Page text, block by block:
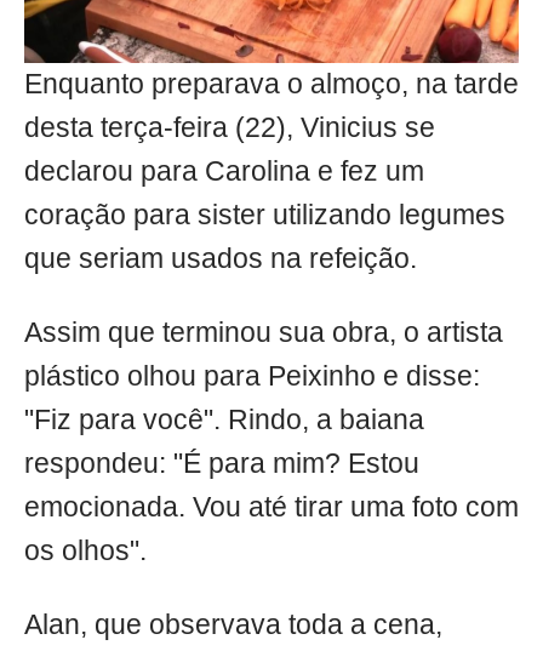
Enquanto preparava o almoço, na tarde
desta terça-feira (22), Vinicius se
declarou para Carolina e fez um
coração para sister utilizando legumes
que seriam usados na refeição.
Assim que terminou sua obra, o artista
plástico olhou para Peixinho e disse:
"Fiz para você". Rindo, a baiana
respondeu: "É para mim? Estou
emocionada. Vou até tirar uma foto com
os olhos".
Alan, que observava toda a cena,